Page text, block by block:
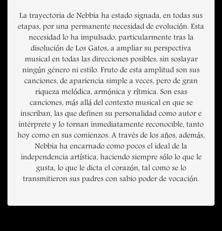
La trayectoria de Nebbia ha estado signada, en todas sus
etapas, por una permanente necesidad de evolución. Esta
necesidad lo ha impulsado, particularmente tras la
disolución de Los Gatos, a ampliar su perspectiva
musical en todas las direcciones posibles, sin soslayar
ningún género ni estilo. Fruto de esta amplitud son sus
canciones, de apariencia simple a veces, pero de gran
riqueza melódica, armónica y rítmica. Son esas
canciones, más allá del contexto musical en que se
inscriban, las que definen su personalidad como autor e
intérprete y lo tornan inmediatamente reconocible, tanto
hoy como en sus comienzos. A través de los años, además,
Nebbia ha encarnado como pocos el ideal de la
independencia artística, haciendo siempre sólo lo que le
gusta, lo que le dicta el corazón, tal como se lo
transmitieron sus padres con sabio poder de vocación.